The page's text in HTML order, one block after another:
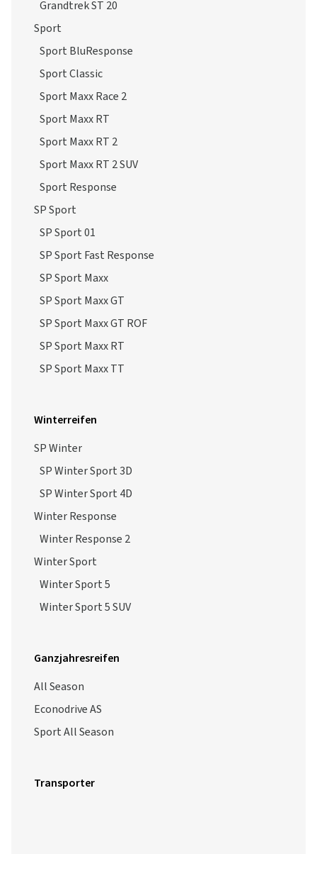
Grandtrek ST 20
Sport
Sport BluResponse
Sport Classic
Sport Maxx Race 2
Sport Maxx RT
Sport Maxx RT 2
Sport Maxx RT 2 SUV
Sport Response
SP Sport
SP Sport 01
SP Sport Fast Response
SP Sport Maxx
SP Sport Maxx GT
SP Sport Maxx GT ROF
SP Sport Maxx RT
SP Sport Maxx TT
Winterreifen
SP Winter
SP Winter Sport 3D
SP Winter Sport 4D
Winter Response
Winter Response 2
Winter Sport
Winter Sport 5
Winter Sport 5 SUV
Ganzjahresreifen
All Season
Econodrive AS
Sport All Season
Transporter